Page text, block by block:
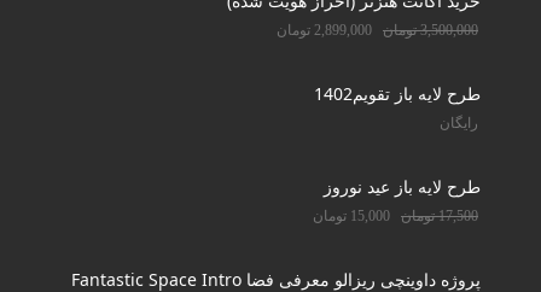
3,500,000 تومان 2,899,000 تومان
طرح لایه باز تقویم1402
رایگان
طرح لایه باز عید نوروز
17,500 تومان 15,000 تومان
پروژه داوینچی ریزالو معرفی فضا Fantastic Space Intro